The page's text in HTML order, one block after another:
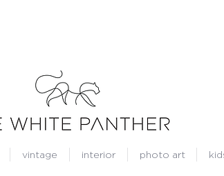
vintage interior photo art